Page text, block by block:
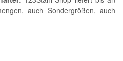
auch Sondergrößen, auch